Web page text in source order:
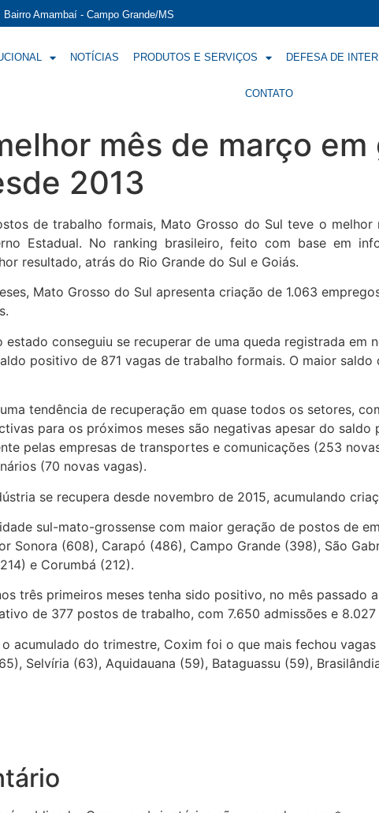
Amambaí - Campo Grande/MS
NOTÍCIAS PRODUTOS E SERVIÇOS DEFESA DE
CONTATO
mês de março
2013
de trabalho formais, Mato Grosso do Sul teve o
Estadual. No ranking brasileiro, feito com base em
resultado, atrás do Rio Grande do Sul e Goiás.
Mato Grosso do Sul apresenta criação de 1.063
estado conseguiu se recuperar de uma queda registrada
positivo de 871 vagas de trabalho formais. O maior
tendência de recuperação em quase todos os setores,
para os próximos meses são negativas apesar do
pelas empresas de transportes e comunicações (253
(70 novas vagas).
se recupera desde novembro de 2015, acumulando
sul-mato-grossense com maior geração de postos de
Sonora (608), Carapó (486), Campo Grande (398), São
e Corumbá (212).
três primeiros meses tenha sido positivo, no mês passado
de 377 postos de trabalho, com 7.650 admissões e 8.027
acumulado do trimestre, Coxim foi o que mais fechou
Selvíria (63), Aquidauana (59), Bataguassu (59),